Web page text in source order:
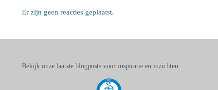
Er zijn geen reacties geplaatst.
Bekijk onze laatste blogposts voor inspiratie en inzichten.